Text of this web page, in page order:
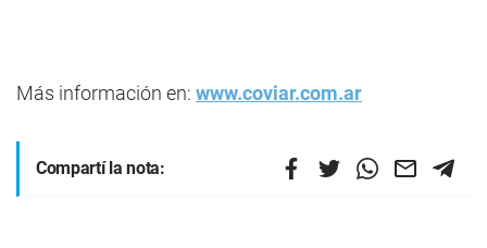
Más información en: www.coviar.com.ar
Compartí la nota: